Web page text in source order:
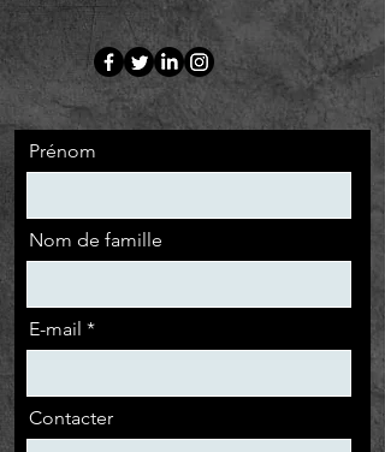
Prénom
Nom de famille
E-mail
Contacter